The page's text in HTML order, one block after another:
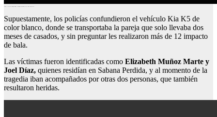
Supuestamente, los policías confundieron el vehículo Kia K5 de
color blanco, donde se transportaba la pareja que solo llevaba dos
meses de casados, y sin preguntar les realizaron más de 12 impacto
de bala.
Las víctimas fueron identificadas como Elizabeth Muñoz Marte y
Joel Díaz, quienes residían en Sabana Perdida, y al momento de la
tragedia iban acompañados por otras dos personas, que también
resultaron heridas.